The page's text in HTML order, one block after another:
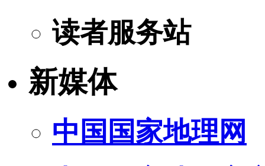
读者服务站
新媒体
中国国家地理网